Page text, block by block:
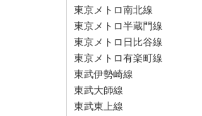
東京メトロ南北線
東京メトロ半蔵門線
東京メトロ日比谷線
東京メトロ有楽町線
東武伊勢崎線
東武大師線
東武東上線